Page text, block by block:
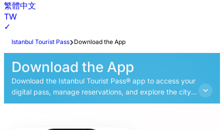
繁體中文
TW
✓
Istanbul Tourist Pass Download the App
Download the App
Download the Istanbul Tourist Pass® app to access your
digital pass, manage reservations, and explore the city
with our interactive guide and audio tours